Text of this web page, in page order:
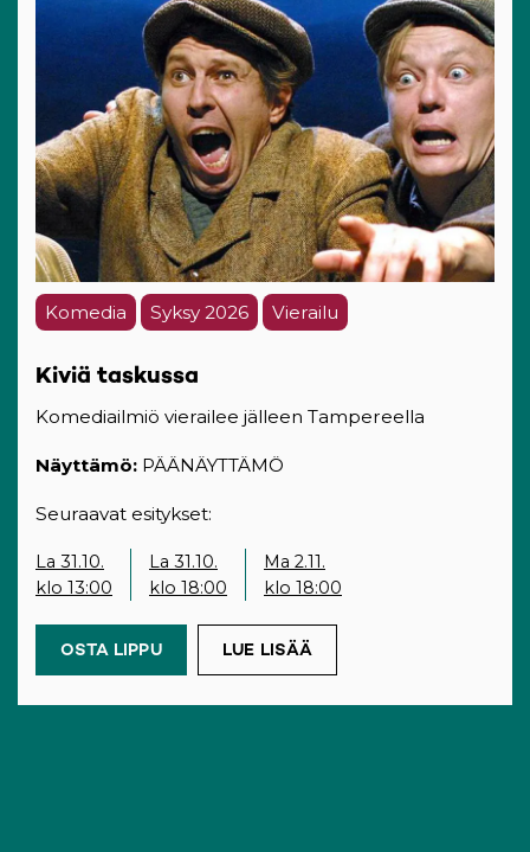
Komedia Syksy 2026 Vierailu
Kiviä taskussa
Komediailmiö vierailee jälleen Tampereella
Näyttämö: PÄÄNÄYTTÄMÖ
Seuraavat esitykset:
La 31.10.
klo 13:00
La 31.10.
klo 18:00
Ma 2.11.
klo 18:00
OSTA LIPPU(OPENS IN A NEW TAB)
LUE LISÄÄ